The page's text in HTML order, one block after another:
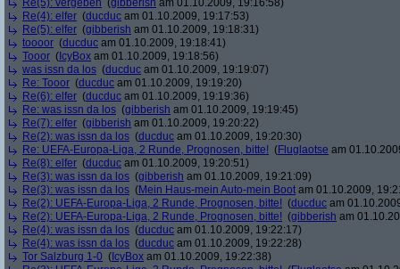
Re(5): vergeben (gibberish am 01.10.2009, 19:16:58)
Re(4): elfer (ducduc am 01.10.2009, 19:17:53)
Re(5): elfer (gibberish am 01.10.2009, 19:18:31)
toooor (ducduc am 01.10.2009, 19:18:41)
Tooor ( IcyBox am 01.10.2009, 19:18:56)
was issn da los (ducduc am 01.10.2009, 19:19:07)
Re: Tooor (ducduc am 01.10.2009, 19:19:20)
Re(6): elfer (ducduc am 01.10.2009, 19:19:36)
Re: was issn da los (gibberish am 01.10.2009, 19:19:45)
Re(7): elfer (gibberish am 01.10.2009, 19:20:22)
Re(2): was issn da los (ducduc am 01.10.2009, 19:20:30)
Re: UEFA-Europa-Liga, 2 Runde, Prognosen, bitte! (Fluglaotse am
Re(8): elfer (ducduc am 01.10.2009, 19:20:51)
Re(3): was issn da los (gibberish am 01.10.2009, 19:21:09)
Re(3): was issn da los (Mein Haus-mein Auto-mein Boot am 01.10.2009,
Re(2): UEFA-Europa-Liga, 2 Runde, Prognosen, bitte! (ducduc am
Re(2): UEFA-Europa-Liga, 2 Runde, Prognosen, bitte! (gibberish am
Re(4): was issn da los (ducduc am 01.10.2009, 19:22:17)
Re(4): was issn da los (ducduc am 01.10.2009, 19:22:28)
Tor Salzburg 1-0 ( IcyBox am 01.10.2009, 19:22:38)